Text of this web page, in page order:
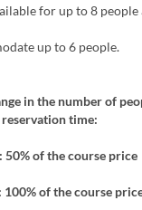
for up to 8 people
up to 6 people.
in the number of
time:
of the course price
of the course